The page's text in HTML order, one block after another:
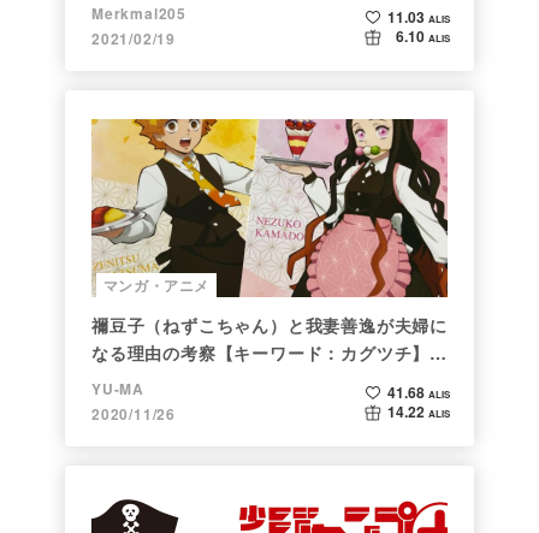
Merkmal205
2021/02/19
11.03 ALIS
6.10 ALIS
マンガ・アニメ
禰豆子（ねずこちゃん）と我妻善逸が夫婦に
なる理由の考察【キーワード：カグツチ】＜
後編＞
YU-MA
2020/11/26
41.68 ALIS
14.22 ALIS